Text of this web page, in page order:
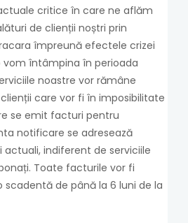
critice în care ne aflăm
de clienții noștri prin
împreună efectele crizei
întâmpina în perioada
noastre vor rămâne
care vor fi în imposibilitate
se emit facturi pentru
notificare se adresează
indiferent de serviciile
Toate facturile vor fi
scadentă de până la 6 luni de la